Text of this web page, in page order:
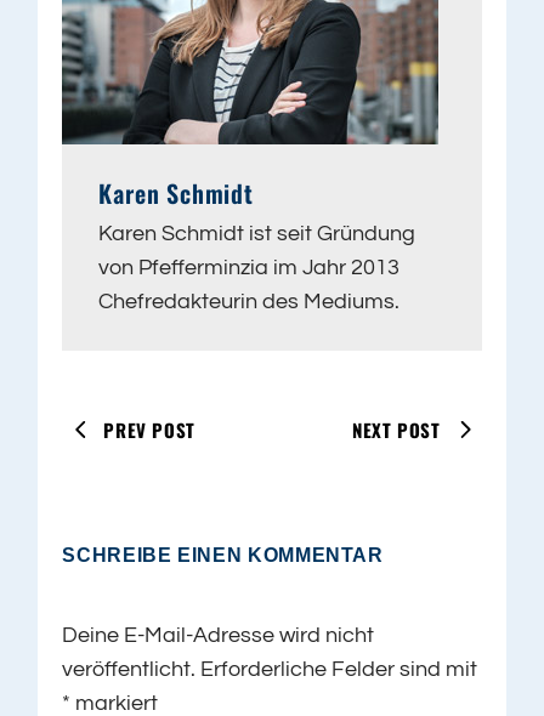
Karen Schmidt
Karen Schmidt ist seit Gründung
von Pfefferminzia im Jahr 2013
Chefredakteurin des Mediums.
PREV POST NEXT POST
SCHREIBE EINEN KOMMENTAR
Deine E-Mail-Adresse wird nicht
veröffentlicht. Erforderliche Felder sind mit
* markiert